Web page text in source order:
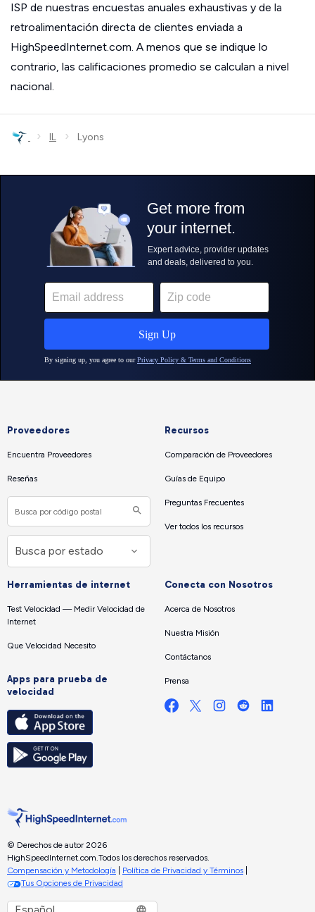
ISP de nuestras encuestas anuales exhaustivas y de la
retroalimentación directa de clientes enviada a
HighSpeedInternet.com. A menos que se indique lo
contrario, las calificaciones promedio se calculan a nivel
nacional.
› IL › Lyons
Proveedores
Encuentra Proveedores
Reseñas
Recursos
Comparación de Proveedores
Guías de Equipo
Preguntas Frecuentes
Ver todos los recursos
Herramientas de internet
Test Velocidad — Medir Velocidad de
Internet
Que Velocidad Necesito
Apps para prueba de
velocidad
Conecta con Nosotros
Acerca de Nosotros
Nuestra Misión
Contáctanos
Prensa
© Derechos de autor 2026
HighSpeedInternet.com. Todos los derechos reservados.
Compensación y Metodología
Política de Privacidad y Términos
Tus Opciones de Privacidad